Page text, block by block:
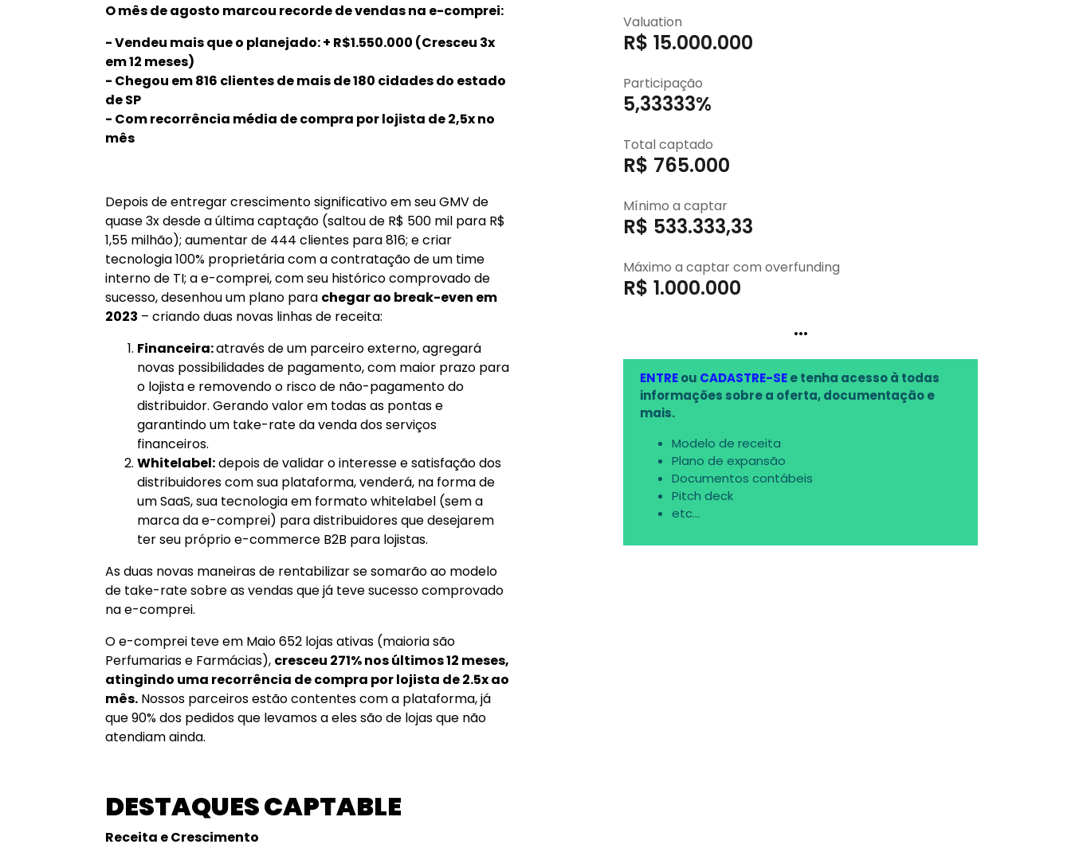
O mês de agosto marcou recorde de vendas na e-comprei:
- Vendeu mais que o planejado: + R$1.550.000 (Cresceu 3x
em 12 meses)
- Chegou em 816 clientes de mais de 180 cidades do estado
de SP
- Com recorrência média de compra por lojista de 2,5x no
mês
Depois de entregar crescimento significativo em seu GMV de
quase 3x desde a última captação (saltou de R$ 500 mil para R$
1,55 milhão); aumentar de 444 clientes para 816; e criar
tecnologia 100% proprietária com a contratação de um time
interno de TI; a e-comprei, com seu histórico comprovado de
sucesso, desenhou um plano para chegar ao break-even em
2023 – criando duas novas linhas de receita:
Financeira:através de um parceiro externo, agregará
novas possibilidades de pagamento, com maior prazo para
o lojista e removendo o risco de não-pagamento do
distribuidor. Gerando valor em todas as pontas e
garantindo um take-rate da venda dos serviços
financeiros.
Whitelabel:depois de validar o interesse e satisfação dos
distribuidores com sua plataforma, venderá, na forma de
um SaaS, sua tecnologia em formato whitelabel (sem a
marca da e-comprei) para distribuidores que desejarem
ter seu próprio e-commerce B2B para lojistas.
As duas novas maneiras de rentabilizar se somarão ao modelo
de take-rate sobre as vendas que já teve sucesso comprovado
na e-comprei.
O e-comprei teve em Maio 652 lojas ativas (maioria são
Perfumarias e Farmácias), cresceu 271% nos últimos 12 meses,
atingindo uma recorrência de compra por lojista de 2.5x ao
mês. Nossos parceiros estão contentes com a plataforma, já
que 90% dos pedidos que levamos a eles são de lojas que não
atendiam ainda.
DESTAQUES CAPTABLE
Receita e Crescimento
Valuation
R$ 15.000.000
Participação
5,33333%
Total captado
R$ 765.000
Mínimo a captar
R$ 533.333,33
Máximo a captar com overfunding
R$ 1.000.000
...
ENTREou CADASTRE-SEe tenha acesso à todas
informações sobre a oferta, documentação e
mais.
Modelo de receita
Plano de expansão
Documentos contábeis
Pitch deck
etc...